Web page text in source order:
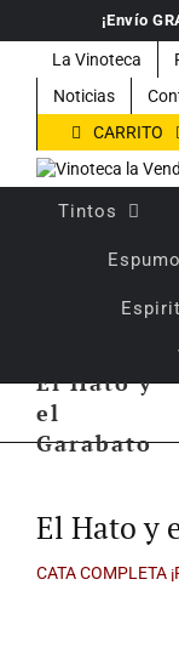
contenido
¡Envío
La Vinoteca
Noticias
CARRITO
Tintos
El Hato y
el
Garabato
más
El Hato y
CATA COMPLETA